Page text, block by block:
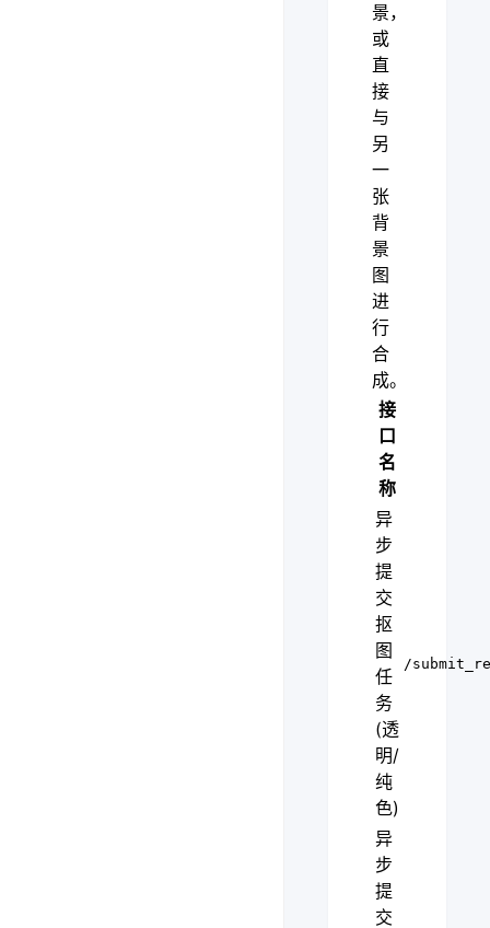
景，
或
直
接
与
另
一
张
背
景
图
进
行
合
成。
接
口
名
称
异
步
提
交
抠
图
任
务
(透
明/
纯
色)
/
异
步
提
交